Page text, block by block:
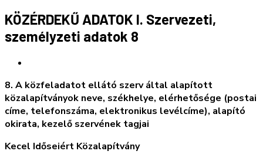
KÖZÉRDEKŰ ADATOK I. Szervezeti,
személyzeti adatok 8
8. A közfeladatot ellátó szerv által alapított
közalapítványok neve, székhelye, elérhetősége (postai
címe, telefonszáma, elektronikus levélcíme), alapító
okirata, kezelő szervének tagjai
Kecel Időseiért Közalapítvány